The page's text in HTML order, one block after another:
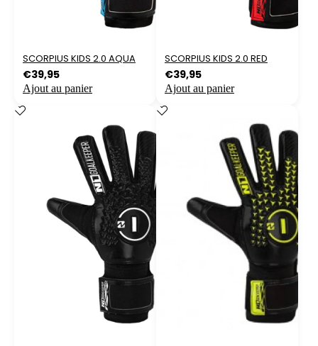
SCORPIUS KIDS 2.0 AQUA
€39,95
Ajout au panier
SCORPIUS KIDS 2.0 RED
€39,95
Ajout au panier